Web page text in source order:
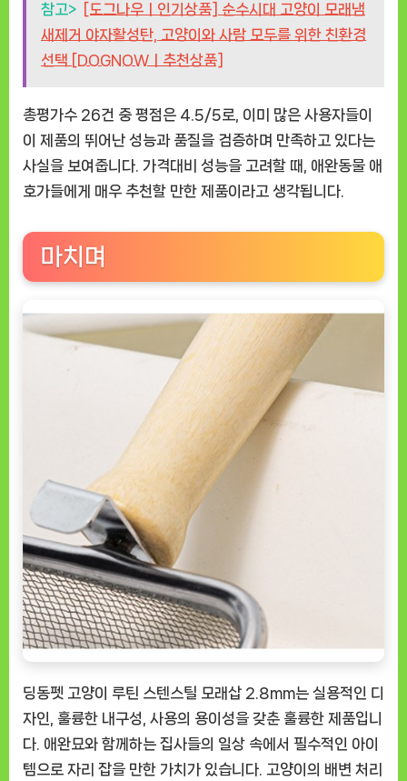
참고> [도그나우ㅣ인기상품] 순수시대 고양이 모래냄
새제거 야자활성탄, 고양이와 사람 모두를 위한 친환경
선택 [DOGNOWㅣ추천상품]
총평가수 26건 중 평점은 4.5/5로, 이미 많은 사용자들이
이 제품의 뛰어난 성능과 품질을 검증하며 만족하고 있다는
사실을 보여줍니다. 가격대비 성능을 고려할 때, 애완동물 애
호가들에게 매우 추천할 만한 제품이라고 생각됩니다.
마치며
딩동펫 고양이 루틴 스텐스틸 모래삽 2.8mm는 실용적인 디
자인, 훌륭한 내구성, 사용의 용이성을 갖춘 훌륭한 제품입니
다. 애완묘와 함께하는 집사들의 일상 속에서 필수적인 아이
템으로 자리 잡을 만한 가치가 있습니다. 고양이의 배변 처리